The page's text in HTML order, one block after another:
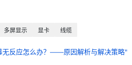
多屏显示 显卡 线缆
无反应怎么办？——原因解析与解决策略"